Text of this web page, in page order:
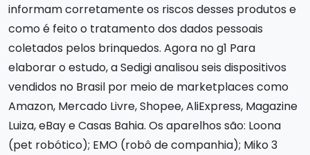
informam corretamente os riscos desses produtos e
como é feito o tratamento dos dados pessoais
coletados pelos brinquedos. Agora no g1 Para
elaborar o estudo, a Sedigi analisou seis dispositivos
vendidos no Brasil por meio de marketplaces como
Amazon, Mercado Livre, Shopee, AliExpress, Magazine
Luiza, eBay e Casas Bahia. Os aparelhos são: Loona
(pet robótico); EMO (robô de companhia); Miko 3